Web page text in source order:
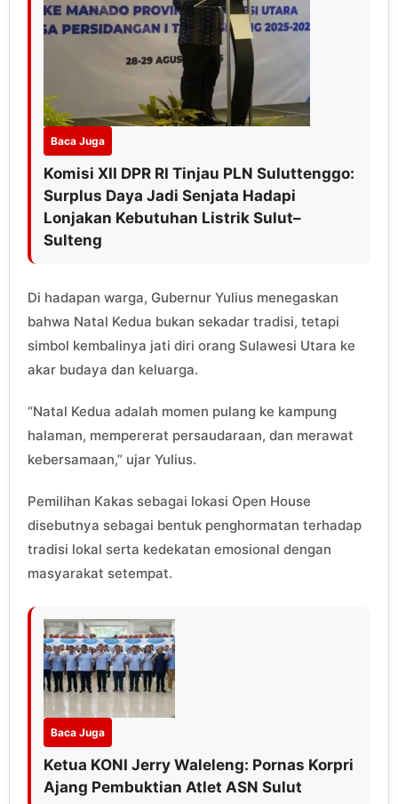
Baca Juga
Komisi XII DPR RI Tinjau PLN Suluttenggo:
Surplus Daya Jadi Senjata Hadapi
Lonjakan Kebutuhan Listrik Sulut–
Sulteng
Di hadapan warga, Gubernur Yulius menegaskan
bahwa Natal Kedua bukan sekadar tradisi, tetapi
simbol kembalinya jati diri orang Sulawesi Utara ke
akar budaya dan keluarga.
“Natal Kedua adalah momen pulang ke kampung
halaman, mempererat persaudaraan, dan merawat
kebersamaan,” ujar Yulius.
Pemilihan Kakas sebagai lokasi Open House
disebutnya sebagai bentuk penghormatan terhadap
tradisi lokal serta kedekatan emosional dengan
masyarakat setempat.
Baca Juga
Ketua KONI Jerry Waleleng: Pornas Korpri
Ajang Pembuktian Atlet ASN Sulut